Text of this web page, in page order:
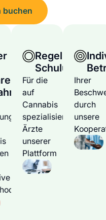
buchen
Regelmäßige
Schulungen
Für die
auf
Cannabis
spezialisierten
Ärzte
unserer
Plattform
Ihrer
durch
unsere